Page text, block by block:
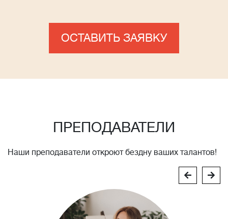
ОСТАВИТЬ ЗАЯВКУ
ПРЕПОДАВАТЕЛИ
Наши преподаватели откроют бездну ваших талантов!